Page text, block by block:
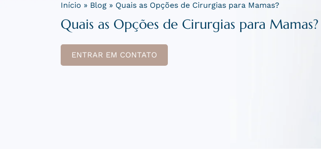
Início » Blog» Quais as Opções de Cirurgias para Mamas?
Quais as Opções de Cirurgias para Mamas?
ENTRAR EM CONTATO